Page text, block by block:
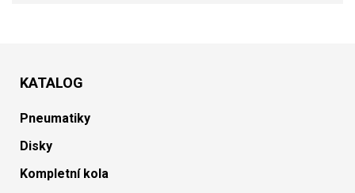
KATALOG
Pneumatiky
Disky
Kompletní kola